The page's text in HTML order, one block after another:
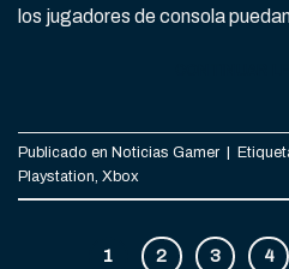
los jugadores de consola
Publicado en Noticias Gamer |
Playstation, Xbox
1 2 3 4